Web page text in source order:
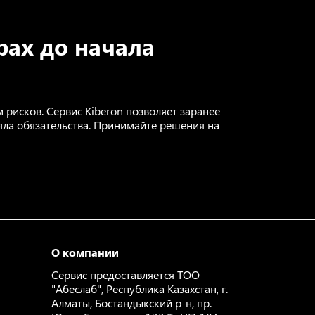
до начала
Сервис Kiberon позволяет заранее
обязательства. Принимайте решения на
О компании
Сервис предоставляется ТОО
"Абеслаб", Республика Казахстан, г.
Алматы, Бостандыкский р-н, пр.